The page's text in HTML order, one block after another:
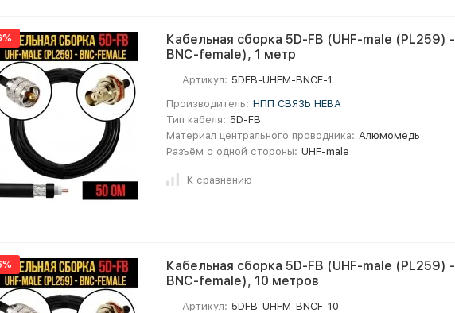
Кабельная сборка 5D-FB (UHF-male (PL259) -
BNC-female), 1 метр
Артикул: 5DFB-UHFM-BNCF-1
Производитель: НПП СВЯЗЬ НЕВА
Тип кабеля: 5D-FB
Материал центрального проводника: Алюмомедь
Разъём с одной стороны: UHF-male
К сравнению
Кабельная сборка 5D-FB (UHF-male (PL259) -
BNC-female), 10 метров
Артикул: 5DFB-UHFM-BNCF-10